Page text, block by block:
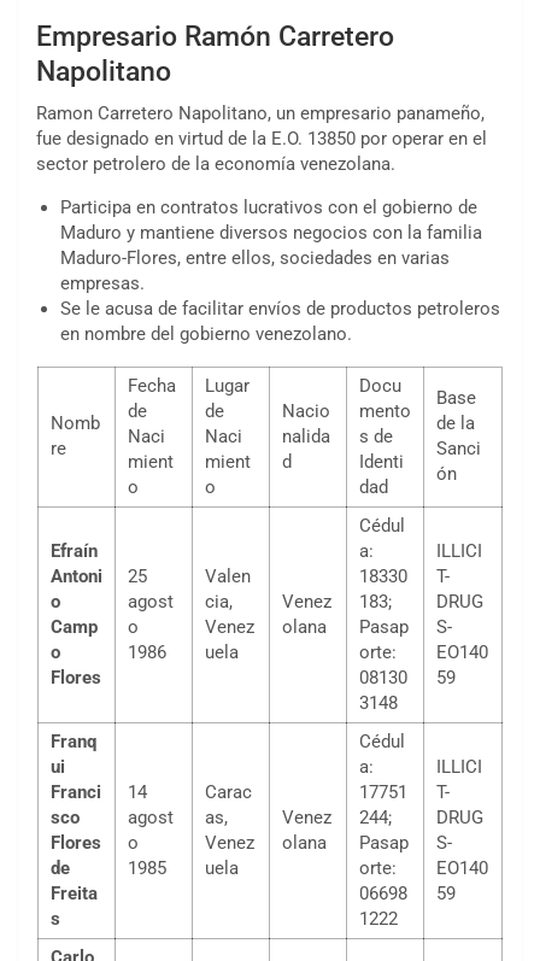
Empresario Ramón Carretero
Napolitano
Ramon Carretero Napolitano, un empresario panameño,
fue designado en virtud de la E.O. 13850 por operar en el
sector petrolero de la economía venezolana.
Participa en contratos lucrativos con el gobierno de
Maduro y mantiene diversos negocios con la familia
Maduro-Flores, entre ellos, sociedades en varias
empresas.
Se le acusa de facilitar envíos de productos petroleros
en nombre del gobierno venezolano.
Nomb
re
Fecha
de
Naci
mient
o
Lugar
de
Naci
mient
o
Nacio
nalida
d
Docu
mento
s de
Identi
dad
Base
de la
Sanci
ón
Efraín
Antoni
o
Camp
o
Flores
25
agost
o
1986
Valen
cia,
Venez
uela
Venez
olana
Cédul
a:
18330
183;
Pasap
orte:
08130
3148
ILLICI
T-
DRUG
S-
EO140
59
Franq
ui
Franci
sco
Flores
de
Freita
s
14
agost
o
1985
Carac
as,
Venez
uela
Venez
olana
Cédul
a:
17751
244;
Pasap
orte:
06698
1222
ILLICI
T-
DRUG
S-
EO140
59